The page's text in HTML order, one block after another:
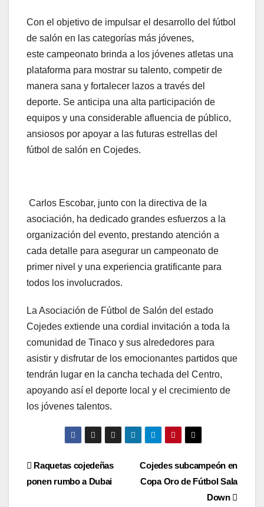
Con el objetivo de impulsar el desarrollo del fútbol
de salón en las categorías más jóvenes,
este campeonato brinda a los jóvenes atletas una
plataforma para mostrar su talento, competir de
manera sana y fortalecer lazos a través del
deporte. Se anticipa una alta participación de
equipos y una considerable afluencia de público,
ansiosos por apoyar a las futuras estrellas del
fútbol de salón en Cojedes.
Carlos Escobar, junto con la directiva de la
asociación, ha dedicado grandes esfuerzos a la
organización del evento, prestando atención a
cada detalle para asegurar un campeonato de
primer nivel y una experiencia gratificante para
todos los involucrados.
La Asociación de Fútbol de Salón del estado
Cojedes extiende una cordial invitación a toda la
comunidad de Tinaco y sus alrededores para
asistir y disfrutar de los emocionantes partidos que
tendrán lugar en la cancha techada del Centro,
apoyando así el deporte local y el crecimiento de
los jóvenes talentos.
Navegación
de
Cojedes subcampeón en
Copa Oro de Fútbol Sala
Down
Raquetas cojedeñas
ponen rumbo a Dubai